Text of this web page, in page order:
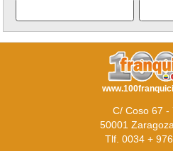
C/ Coso 67 -
50001
Tlf. 0034 +